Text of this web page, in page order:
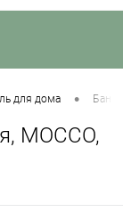
для дома •
MOCCO,